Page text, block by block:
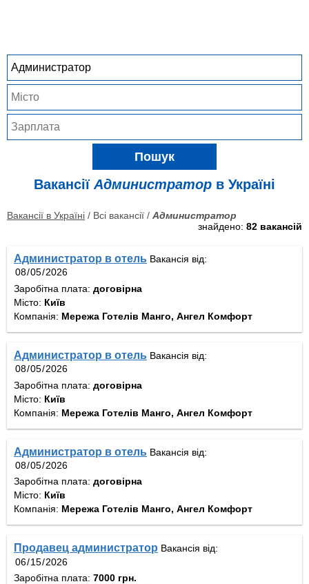
Пошук
Вакансії Администратор в Україні
Вакансії в Україні / Всі вакансії / Администратор
знайдено: 82 вакансій
Администратор в отель Вакансія від:
Заробітна плата: договірна
Місто: Київ
Компанія: Мережа Готелів Манго, Ангел Комфорт
Администратор в отель Вакансія від:
Заробітна плата: договірна
Місто: Київ
Компанія: Мережа Готелів Манго, Ангел Комфорт
Администратор в отель Вакансія від:
Заробітна плата: договірна
Місто: Київ
Компанія: Мережа Готелів Манго, Ангел Комфорт
Продавец администратор Вакансія від:
Заробітна плата: 7000 грн.